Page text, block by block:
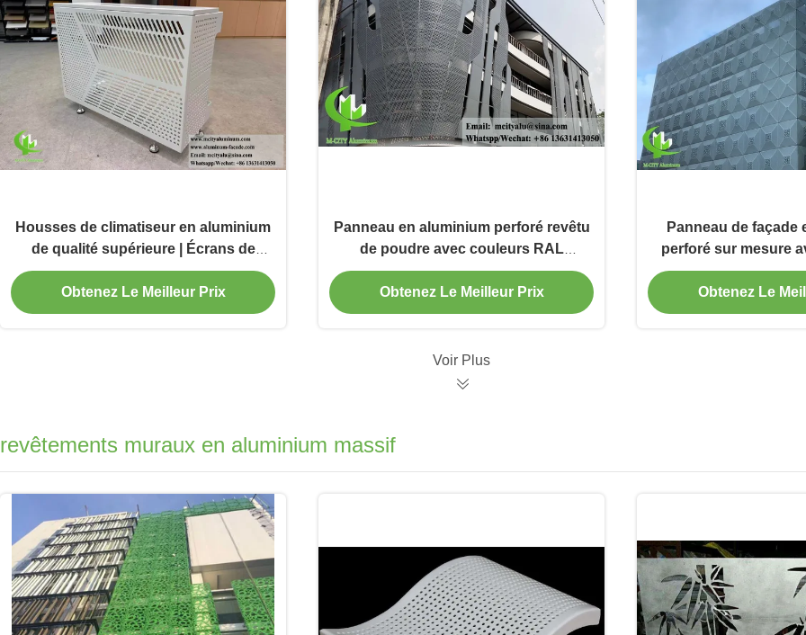
Housses de climatiseur en aluminium
de qualité supérieure | Écrans de
protection décoratifs
Obtenez Le Meilleur Prix
Panneau en aluminium perforé revêtu
de poudre avec couleurs RAL
personnalisées et motifs de découpe
laser pour revêtement de façade
Obtenez Le Meilleur Prix
Panneau de façade
perforé sur mesure
poudre en 1000x2000
revêtement de
Obtenez Le
Voir Plus
revêtements muraux en aluminium massif